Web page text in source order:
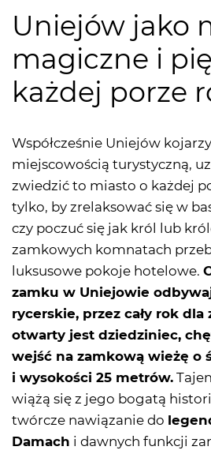
Uniejów jako
magiczne i
każdej porze
Współcześnie Uniejów
miejscowością turystyczną,
zwiedzić to miasto o każdej
tylko, by zrelaksować się w
czy poczuć się jak król lub
zamkowych komnatach
luksusowe pokoje hotelowe.
zamku w Uniejowie
rycerskie, przez cały rok dla
otwarty jest dziedziniec,
wejść na zamkową wieżę o
i wysokości 25 metrów.
wiążą się z jego bogatą
twórcze nawiązanie do
Damach i dawnych funkcji